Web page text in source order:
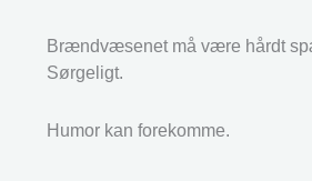
Brændvæsenet må være hårdt
Sørgeligt.
Humor kan forekomme.